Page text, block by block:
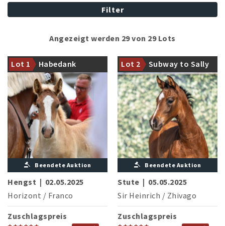
Filter
Angezeigt werden 29 von 29 Lots
Lot 1 Habedank
Charity Versteigerung zu
Gunsten des Vereins
Herzenswünsche e.V.
Beendete Auktion
Hengst | 02.05.2025
Horizont / Franco
Zuschlagspreis
Lot 2 Subway to Sally
int. PSG erfolgreichen Rowan
Magic (C.Abel/GBR)
Beendete Auktion
Stute | 05.05.2025
Sir Heinrich / Zhivago
Zuschlagspreis